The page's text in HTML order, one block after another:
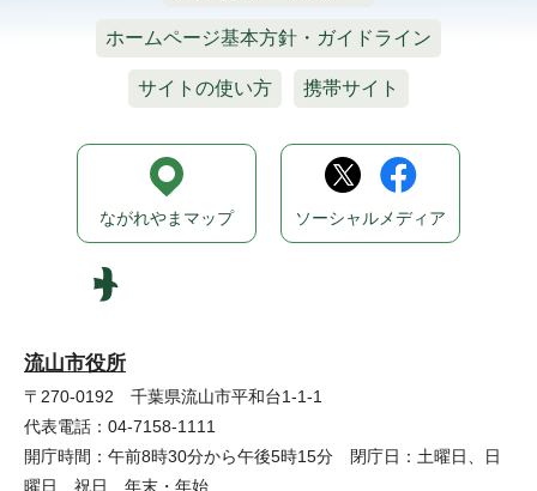
ホームページ基本方針・ガイドライン
サイトの使い方 携帯サイト
流山市役所
〒270-0192 千葉県流山市平和台1-1-1
代表電話：04-7158-1111
開庁時間：午前8時30分から午後5時15分 閉庁日：土曜日、日
曜日、祝日、年末・年始
ながれやまマップ ソーシャルメディア